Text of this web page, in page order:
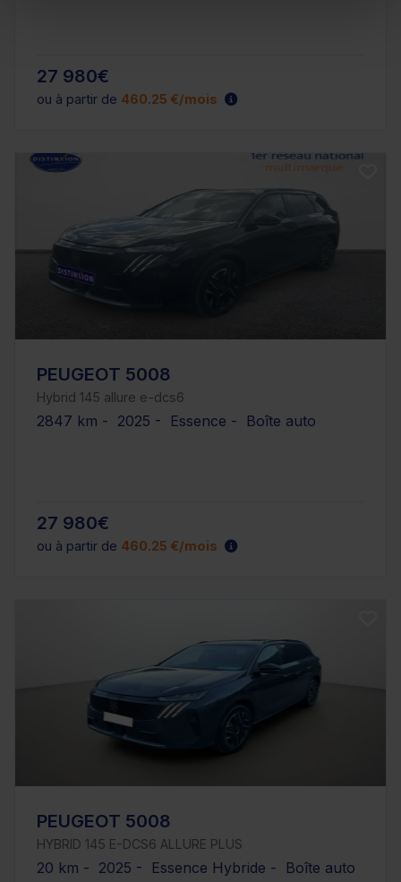
27 980€
ou à partir de 460.25 €/mois
PEUGEOT 5008
Hybrid 145 allure e-dcs6
2847 km - 2025 - Essence - Boîte auto
27 980€
ou à partir de 460.25 €/mois
PEUGEOT 5008
HYBRID 145 E-DCS6 ALLURE PLUS
20 km - 2025 - Essence Hybride - Boîte auto